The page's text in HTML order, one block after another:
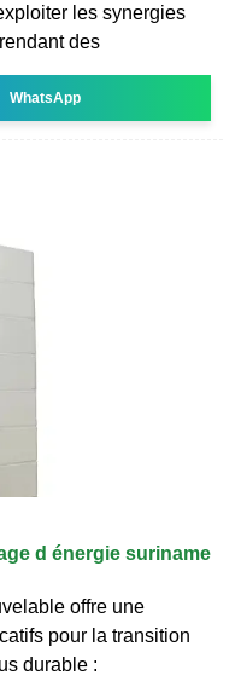
les synergies
des
WhatsApp
d énergie suriname
offre une
pour la transition
durable :